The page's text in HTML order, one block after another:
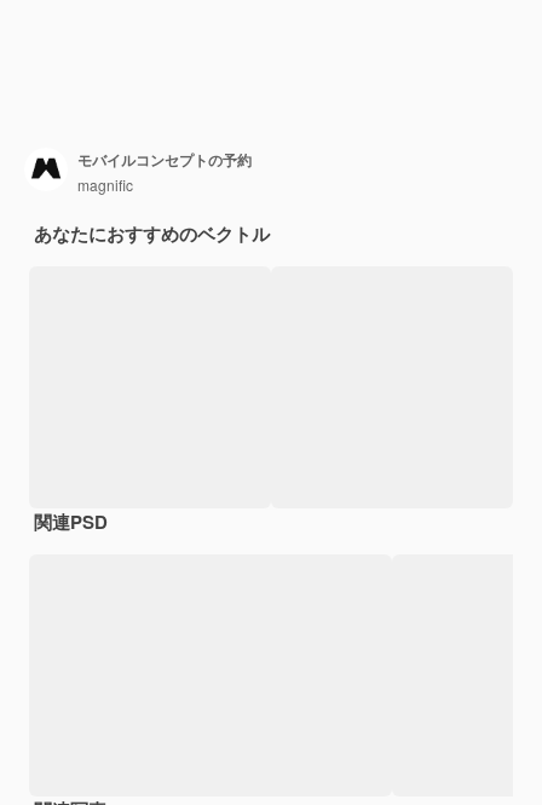
モバイルコンセプトの予約
magnific
あなたにおすすめのベクトル
関連PSD